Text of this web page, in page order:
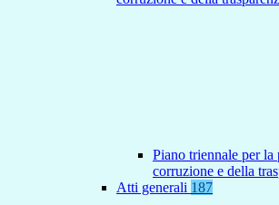
Piano triennale per la
corruzione e della
Atti generali 187